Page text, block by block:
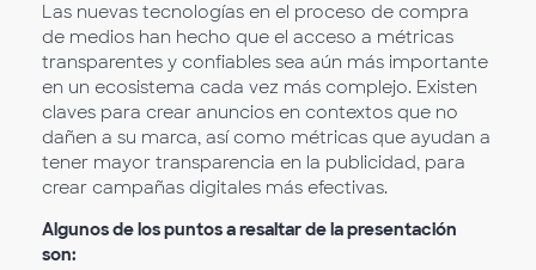
Las nuevas tecnologías en el proceso de compra
de medios han hecho que el acceso a métricas
transparentes y confiables sea aún más importante
en un ecosistema cada vez más complejo. Existen
claves para crear anuncios en contextos que no
dañen a su marca, así como métricas que ayudan a
tener mayor transparencia en la publicidad, para
crear campañas digitales más efectivas.
Algunos de los puntos a resaltar de la presentación
son: